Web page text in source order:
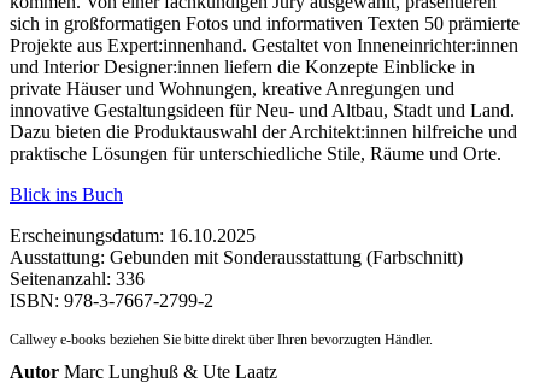
sich in großformatigen Fotos und informativen Texten 50 prämierte
Projekte aus Expert:innenhand. Gestaltet von Inneneinrichter:innen
und Interior Designer:innen liefern die Konzepte Einblicke in
private Häuser und Wohnungen, kreative Anregungen und
innovative Gestaltungsideen für Neu- und Altbau, Stadt und Land.
Dazu bieten die Produktauswahl der Architekt:innen hilfreiche und
praktische Lösungen für unterschiedliche Stile, Räume und Orte.
Blick ins Buch
Erscheinungsdatum: 16.10.2025
Ausstattung: Gebunden mit Sonderausstattung (Farbschnitt)
Seitenanzahl: 336
ISBN: 978-3-7667-2799-2
Callwey e-books beziehen Sie bitte direkt über Ihren bevorzugten Händler.
Autor Marc Lunghuß & Ute Laatz